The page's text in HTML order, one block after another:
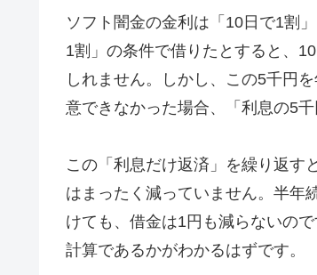
ソフト闇金の金利は「10日で1割
1割」の条件で借りたとすると、
しれません。しかし、この5千円
意できなかった場合、「利息の5
この「利息だけ返済」を繰り返す
はまったく減っていません。半年
けても、借金は1円も減らないの
計算であるかがわかるはずです。